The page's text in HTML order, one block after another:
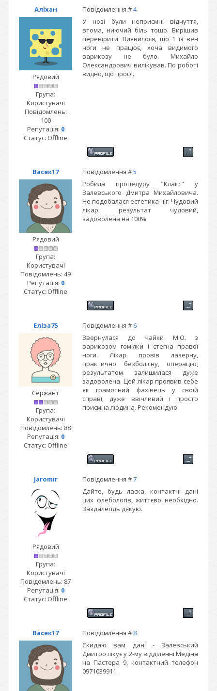
Аліхан Повідомлення #4
Рядовий
Група:
Користувачі
Повідомлень:
100
Репутація: 0
Статус: Offline
У нозі були неприємні відчуття,
втома, ниючий біль тощо. Вирішив
перевірити. Виявилося, що 1 із вен
ноги не працює, хоча видимого
варикозу не було. Михайло
Олександрович вилікував. По роботі
видно, що профі.
Васек17 Повідомлення #5
Рядовий
Група:
Користувачі
Повідомлень: 49
Репутація: 0
Статус: Offline
Робила процедуру "Клакс" у
Залевського Дмитра Михайловича.
Не подобалася естетика ніг. Чудовий
лікар, результат чудовий,
задоволена на 100%.
Еліза75 Повідомлення # 6
Сержант
Група:
Користувачі
Повідомлень: 88
Репутація: 0
Статус: Offline
Звернулася до Чайки М.О. з
варикозом гомілки і стегна правої
ноги. Лікар провів лазерну,
практично безболісну, операцію,
результатом залишилася дуже
задоволена. Цей лікар проявив себе
як грамотний фахівець у своїй
справі, дуже ввічливий і просто
приємна людина. Рекомендую!
Jaromir Повідомлення #7
Рядовий
Група:
Користувачі
Повідомлень: 87
Репутація: 0
Статус: Offline
Дайте, будь ласка, контактні дані
цих флебологів, життєво необхідно.
Заздалегідь дякую.
Васек17 Повідомлення # 8
Скидаю вам дані - Залевський
Дмитро лікує у 2-му відділенні Медіна
на Пастера 9, контактний телефон
0971039911.